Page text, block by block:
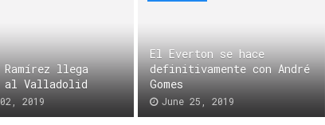
Ramírez llega
al Valladolid
2019
El Everton se hace
definitivamente con André
Gomes
June 25, 2019